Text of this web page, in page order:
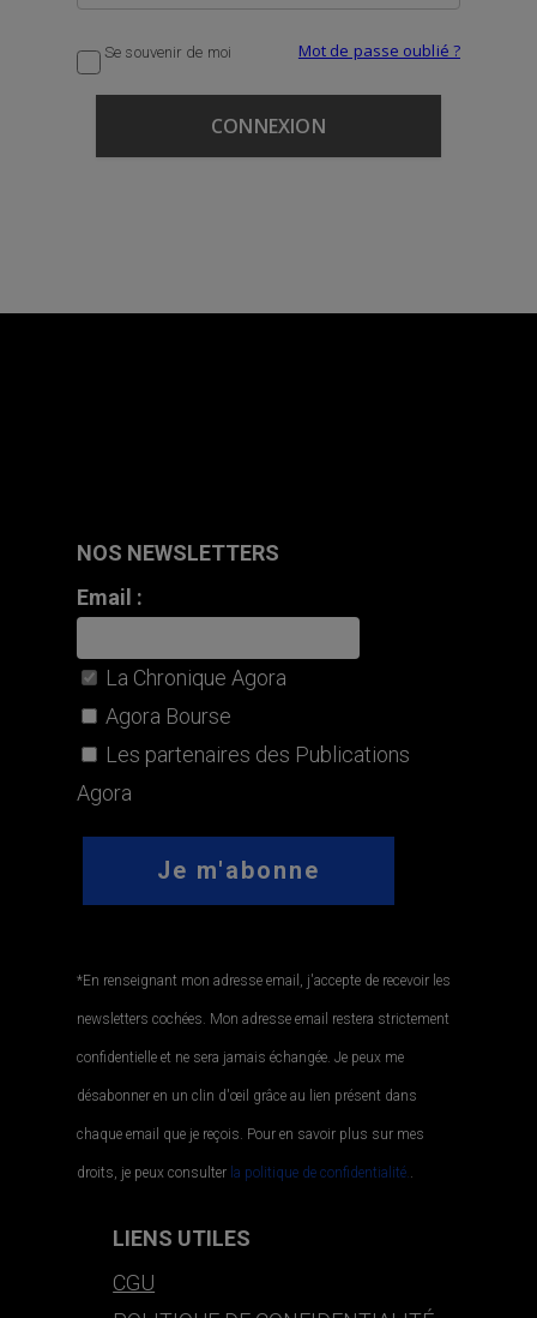
Se souvenir de moi Mot de passe oublié ?
NOS NEWSLETTERS
Email :
La Chronique Agora
Agora Bourse
Les partenaires des Publications
Agora
*En renseignant mon adresse email, j'accepte de recevoir les
newsletters cochées. Mon adresse email restera strictement
confidentielle et ne sera jamais échangée. Je peux me
désabonner en un clin d'œil grâce au lien présent dans
chaque email que je reçois. Pour en savoir plus sur mes
droits, je peux consulter la politique de confidentialité..
LIENS UTILES
CGU